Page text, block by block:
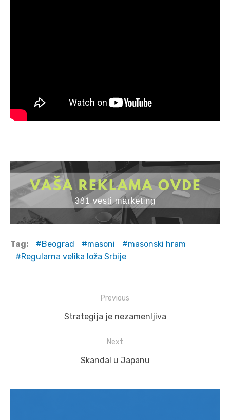
Tag: Beograd masoni
masonski hram
Regularna velika loža Srbije
navigation
Previous
Previous
Strategija je nezamenljiva
Next
Next
Skandal u Japanu